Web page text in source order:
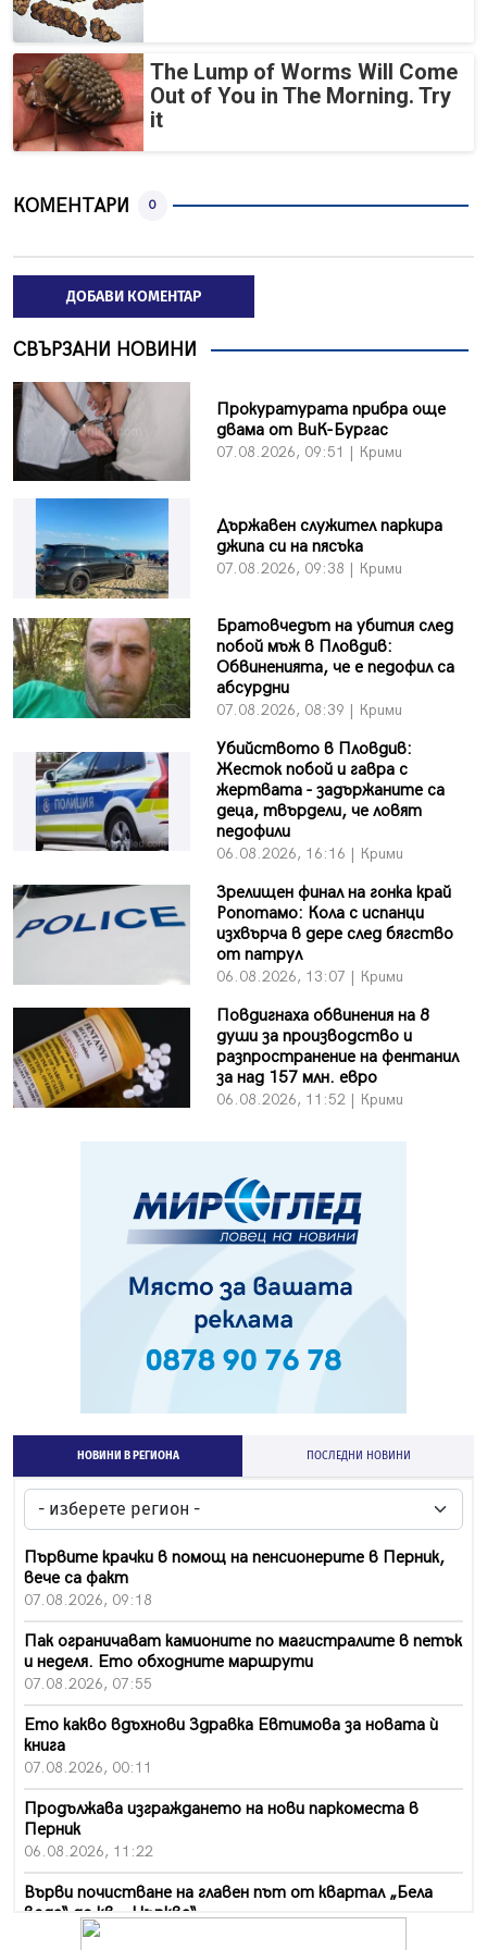
The Lump of Worms Will Come
Out of You in The Morning. Try
it
КОМЕНТАРИ 0
ДОБАВИ КОМЕНТАР
СВЪРЗАНИ НОВИНИ
Прокуратурата прибра още
двама от ВиК-Бургас
07.08.2026, 09:51 | Крими
Държавен служител паркира
джипа си на пясъка
07.08.2026, 09:38 | Крими
Братовчедът на убития след
побой мъж в Пловдив:
Обвиненията, че е педофил са
абсурдни
07.08.2026, 08:39 | Крими
Убийството в Пловдив:
Жесток побой и гавра с
жертвата - задържаните са
деца, твърдели, че ловят
педофили
06.08.2026, 16:16 | Крими
Зрелищен финал на гонка край
Ропотамо: Кола с испанци
изхвърча в дере след бягство
от патрул
06.08.2026, 13:07 | Крими
Повдигнаха обвинения на 8
души за производство и
разпространение на фентанил
за над 157 млн. евро
06.08.2026, 11:52 | Крими
НОВИНИ В РЕГИОНА ПОСЛЕДНИ НОВИНИ
Първите крачки в помощ на пенсионерите в Перник,
вече са факт
07.08.2026, 09:18
Пак ограничават камионите по магистралите в петък
и неделя. Ето обходните маршрути
07.08.2026, 07:55
Ето какво вдъхнови Здравка Евтимова за новата ѝ
книга
07.08.2026, 00:11
Продължава изграждането на нови паркоместа в
Перник
06.08.2026, 11:22
Върви почистване на главен път от квартал „Бела
вода“ до кв. „Църква“
06.08.2026, 10:57